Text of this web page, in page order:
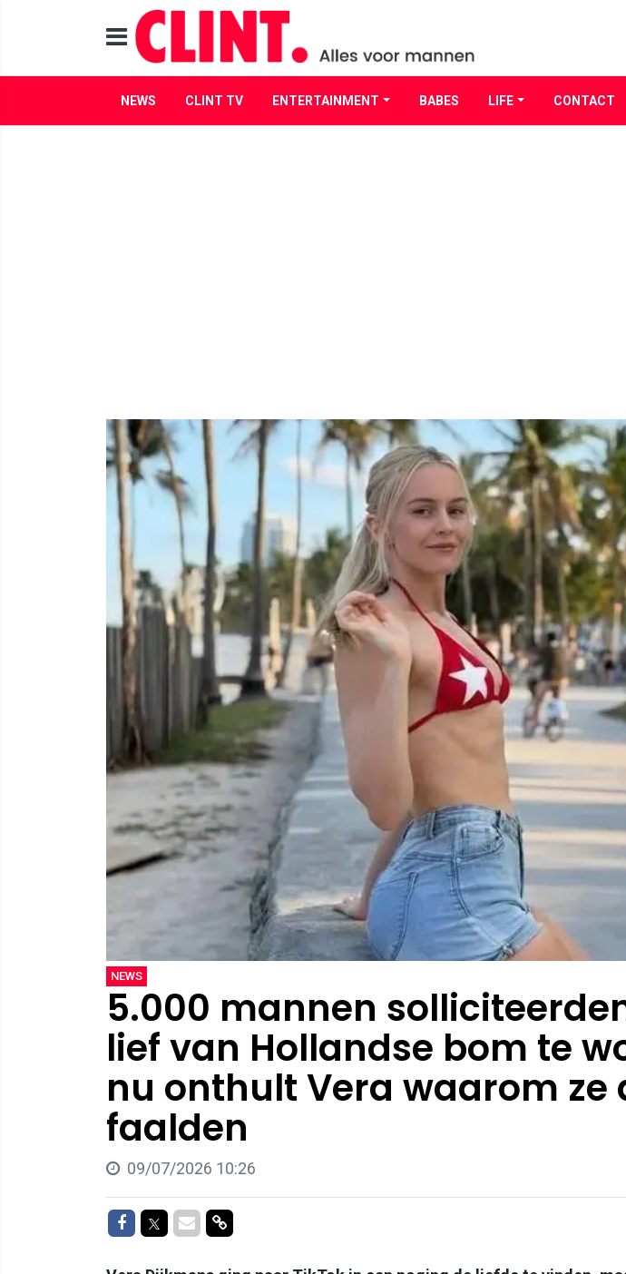
NEWS CLINT TV ENTERTAINMENT BABES LIFE CONTACT
NEWS
5.000 mannen
lief van Hollandse bom te
nu onthult Vera waarom ze
faalden
09/07/2026 10:26
Delen op Facebook
Delen op Twitter
Delen via Mail
Delen via link